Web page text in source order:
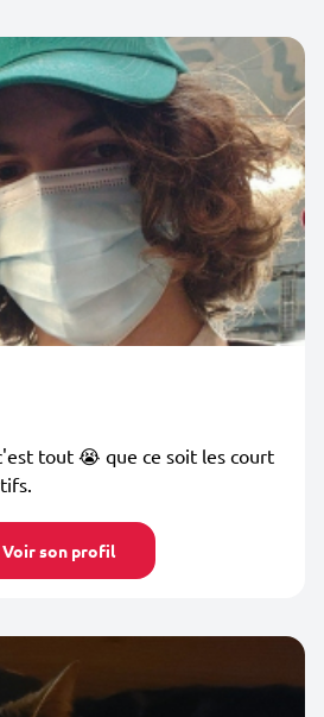
tout 😭 que ce soit les court
Voir son profil